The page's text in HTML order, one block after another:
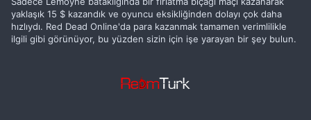
yaklaşık 15 $ kazandık ve oyuncu eksikliğinden dolayı çok daha
hızlıydı. Red Dead Online'da para kazanmak tamamen verimlilikle
ilgili gibi görünüyor, bu yüzden sizin için işe yarayan bir şey bulun.